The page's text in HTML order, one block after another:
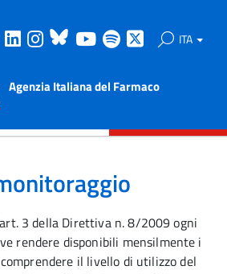
Facebook
Linkedin
Instagram
Bluesky
Youtube
Spotify ITA
Agenzia Italiana del Farmaco
3 della Direttiva n. 8/2009 ogni
rendere disponibili mensilmente i
il livello di utilizzo del